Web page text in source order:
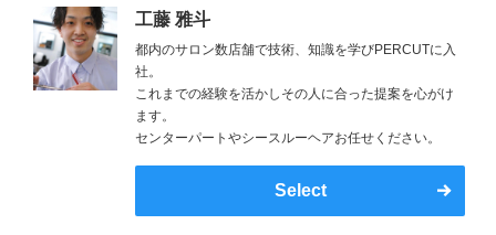
工藤 雅斗
都内のサロン数店舗で技術、知識を学びPERCUTに入
社。
これまでの経験を活かしその人に合った提案を心がけ
ます。
センターパートやシースルーヘアお任せください。
Select